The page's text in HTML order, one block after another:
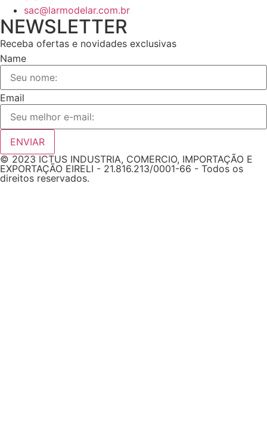
sac@larmodelar.com.br
NEWSLETTER
Receba ofertas e novidades exclusivas
Name
Email
ENVIAR
© 2023 ICTUS INDUSTRIA, COMERCIO, IMPORTAÇÃO E
EXPORTAÇÃO EIRELI - 21.816.213/0001-66 - Todos os
direitos reservados.